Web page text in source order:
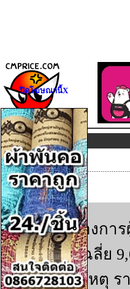
ราย
ละเอียด
เกี่ยว
กับ
ธุรกิจ:
บริษัทต้องกา
รายได้เฉลี่ย
* หมายเหตุ ร
ปิดโฆษณานี้X